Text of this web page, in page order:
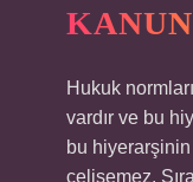
Hukuk
vardır ve bu
bu
çelişemez.